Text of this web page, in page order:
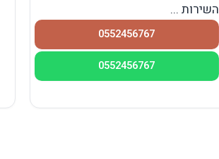
השירות ...
0552456767
0552456767